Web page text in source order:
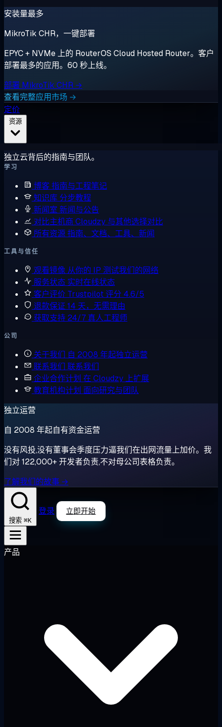
安装量最多
MikroTik CHR，一键部署
EPYC + NVMe 上的 RouterOS Cloud Hosted Router。客户
部署最多的应用。60 秒上线。
部署 MikroTik CHR →
查看完整应用市场 →
定价
独立云背后的指南与团队。
学习
博客指南与工程笔记
知识库 分步教程
新闻室 新闻与公告
对比主机商 Cloudzy 与其他选择对比
所有资源指南、文档、工具、新闻
工具与信任
观看镜像 从你的 IP 测试我们的网络
服务状态 实时在线状态
客户评价 Trustpilot 评分 4.6/5
退款保证 14 天，无需理由
获取支持 24/7 真人工程师
公司
关于我们 自 2008 年起独立运营
联系我们 联系我们
企业合作计划 在 Cloudzy 上扩展
教育机构计划 面向研究与团队
独立运营
自 2008 年起自有资金运营
没有风投,没有董事会季度压力逼我们在出网流量上加价。我
们对 122,000+ 开发者负责,不对母公司表格负责。
了解我们的故事 →
搜索 ⌘K
登录 立即开始
产品